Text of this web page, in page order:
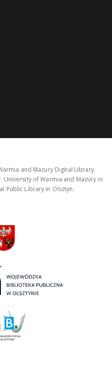
and Mazury Digital Library.
of Warmia and Mazury in
Public Library in Olsztyn.